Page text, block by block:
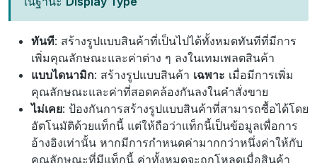
ทันที: สร้างรูปแบบสินค้าที่เป็นไปได้ทั้งหมดทันทีที่มีการ
เพิ่มคุณลักษณะและค่าต่าง ๆ ลงในเทมเพลตสินค้า
แบบไดนามิก: สร้างรูปแบบสินค้า เฉพาะ เมื่อมีการเพิ่ม
คุณลักษณะและค่าที่สอดคล้องกันลงในคำสั่งขาย
ไม่เคย: ป้องกันการสร้างรูปแบบสินค้าที่สามารถซื้อได้โดย
อัตโนมัติด้วยแท็กนี้ แต่ให้ถือว่าแท็กนี้เป็นข้อมูลเพื่อการ
อ้างอิงเท่านั้น หากมีการกำหนดค่ามากกว่าหนึ่งค่าให้กับ
คุณลักษณะที่มีแท็กนี้ ค่าทั้งหมดจะถูกโหลดเมื่อสินค้า